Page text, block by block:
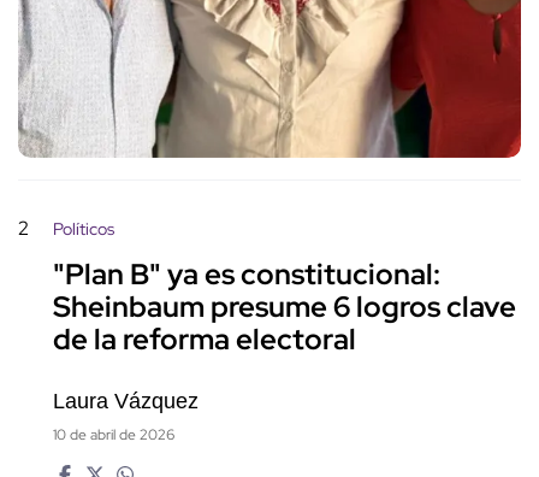
2 Políticos
"Plan B" ya es constitucional:
Sheinbaum presume 6 logros clave
de la reforma electoral
Laura Vázquez
10 de abril de 2026